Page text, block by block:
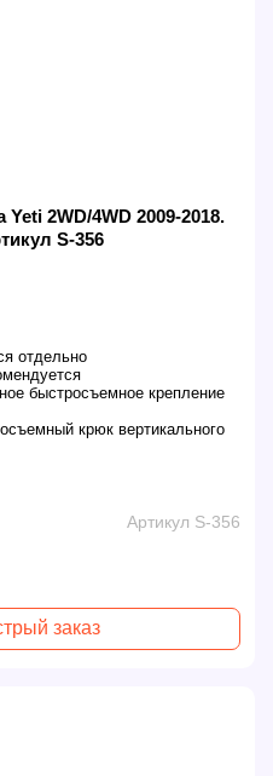
2WD/4WD 2009-2018.
S-356
отдельно
быстросъемное крепление
крюк вертикального
Артикул S-356
заказ